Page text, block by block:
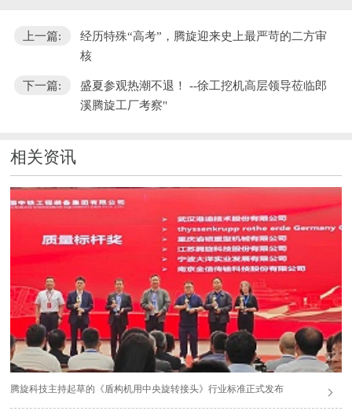
上一篇:
经历特殊“高考”，腾旋迎来史上最严苛的二方审
核
下一篇:
盛夏参观热潮不退！ --徐工挖机高层领导莅临郎
溪腾旋工厂考察"
相关资讯
腾旋科技主持起草的《盾构机用中央旋转接头》行业标准正式发布